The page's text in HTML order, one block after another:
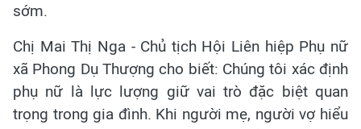
sớm.
Chị Mai Thị Nga - Chủ tịch Hội Liên hiệp Phụ nữ
xã Phong Dụ Thượng cho biết: Chúng tôi xác định
phụ nữ là lực lượng giữ vai trò đặc biệt quan
trọng trong gia đình. Khi người mẹ, người vợ hiểu